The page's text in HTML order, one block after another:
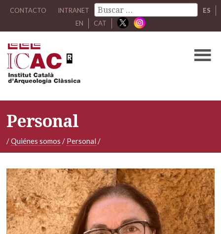
CONTACTO INTRANET
ES
EN
CAT
Personal
/Quiénes somos / Personal /